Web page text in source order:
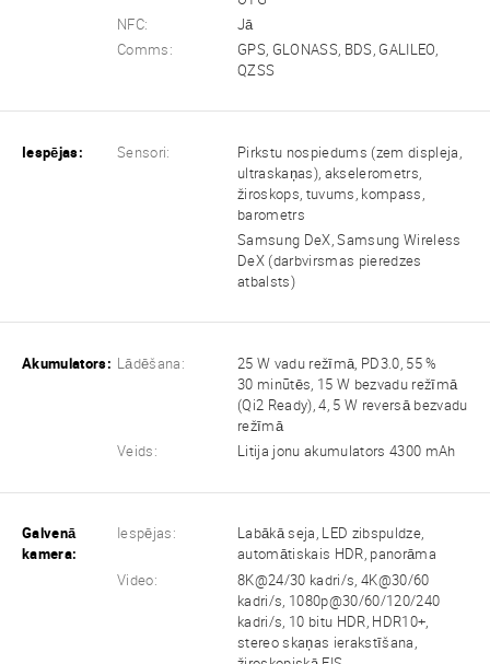
NFC:
Jā
Comms:
GPS, GLONASS, BDS, GALILEO,
QZSS
Iespējas: Sensori:
Pirkstu nospiedums (zem displeja,
ultraskaņas), akselerometrs,
žiroskops, tuvums, kompass,
barometrs
Samsung DeX, Samsung Wireless
DeX (darbvirsmas pieredzes
atbalsts)
Akumulators: Lādēšana:
25 W vadu režīmā, PD3.0, 55 %
30 minūtēs, 15 W bezvadu režīmā
(Qi2 Ready), 4, 5 W reversā bezvadu
režīmā
Veids:
Litija jonu akumulators 4300 mAh
Galvenā
kamera:
Iespējas:
Labākā seja, LED zibspuldze,
automātiskais HDR, panorāma
Video:
8K@24/30 kadri/s, 4K@30/60
kadri/s, 1080p@30/60/120/240
kadri/s, 10 bitu HDR, HDR10+,
stereo skaņas ierakstīšana,